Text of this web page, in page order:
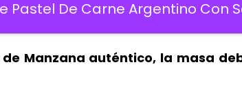
Pastel De Carne Argentino Con
Manzana auténtico, la masa